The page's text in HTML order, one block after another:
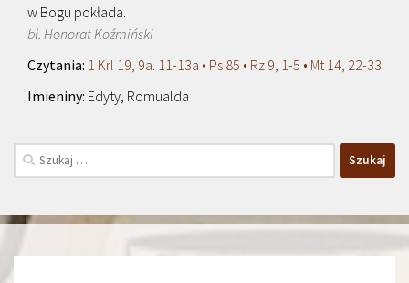
w Bogu pokłada.
bł. Honorat Koźmiński
1 Krl 19, 9a. 11-13a • Ps 85 • Rz 9, 1-5 • Mt 14, 22-33
Edyty, Romualda
Szukaj: